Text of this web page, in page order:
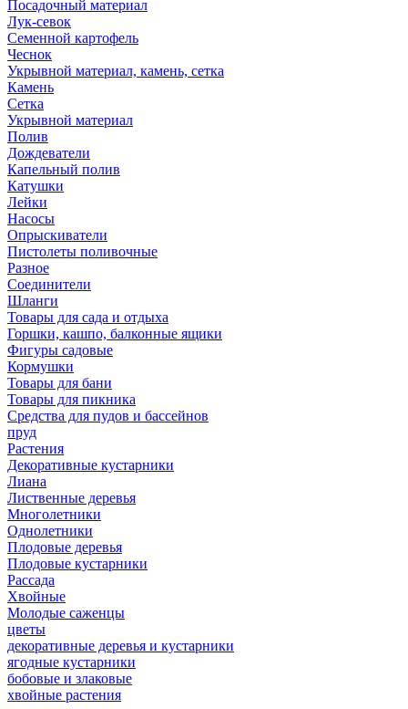
Посадочный материал
Лук-севок
Семенной картофель
Чеснок
Укрывной материал, камень, сетка
Камень
Сетка
Укрывной материал
Полив
Дождеватели
Капельный полив
Катушки
Лейки
Насосы
Опрыскиватели
Пистолеты поливочные
Разное
Соединители
Шланги
Товары для сада и отдыха
Горшки, кашпо, балконные ящики
Фигуры садовые
Кормушки
Товары для бани
Товары для пикника
Средства для пудов и бассейнов
пруд
Растения
Декоративные кустарники
Лиана
Лиственные деревья
Многолетники
Однолетники
Плодовые деревья
Плодовые кустарники
Рассада
Хвойные
Молодые саженцы
цветы
декоративные деревья и кустарники
ягодные кустарники
бобовые и злаковые
хвойные растения